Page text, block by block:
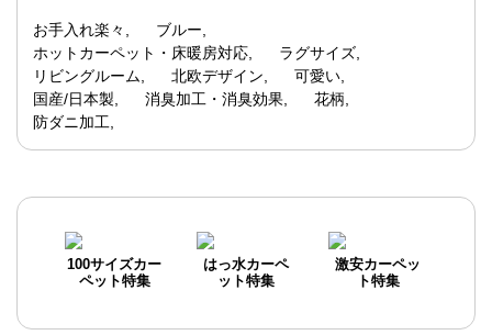
お手入れ楽々
ブルー
ホットカーペット・床暖房対応
ラグサイズ
リビングルーム
北欧デザイン
可愛い
国産/日本製
消臭加工・消臭効果
花柄
防ダニ加工
100サイズカー
ペット特集
はっ水カーペ
ット特集
激安カーペッ
ト特集